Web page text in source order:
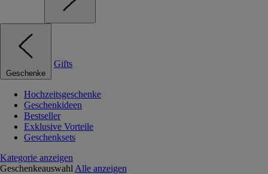
Geschenke
Gifts
Hochzeitsgeschenke
Geschenkideen
Bestseller
Exklusive Vorteile
Geschenksets
Kategorie anzeigen
Geschenkeauswahl Alle anzeigen